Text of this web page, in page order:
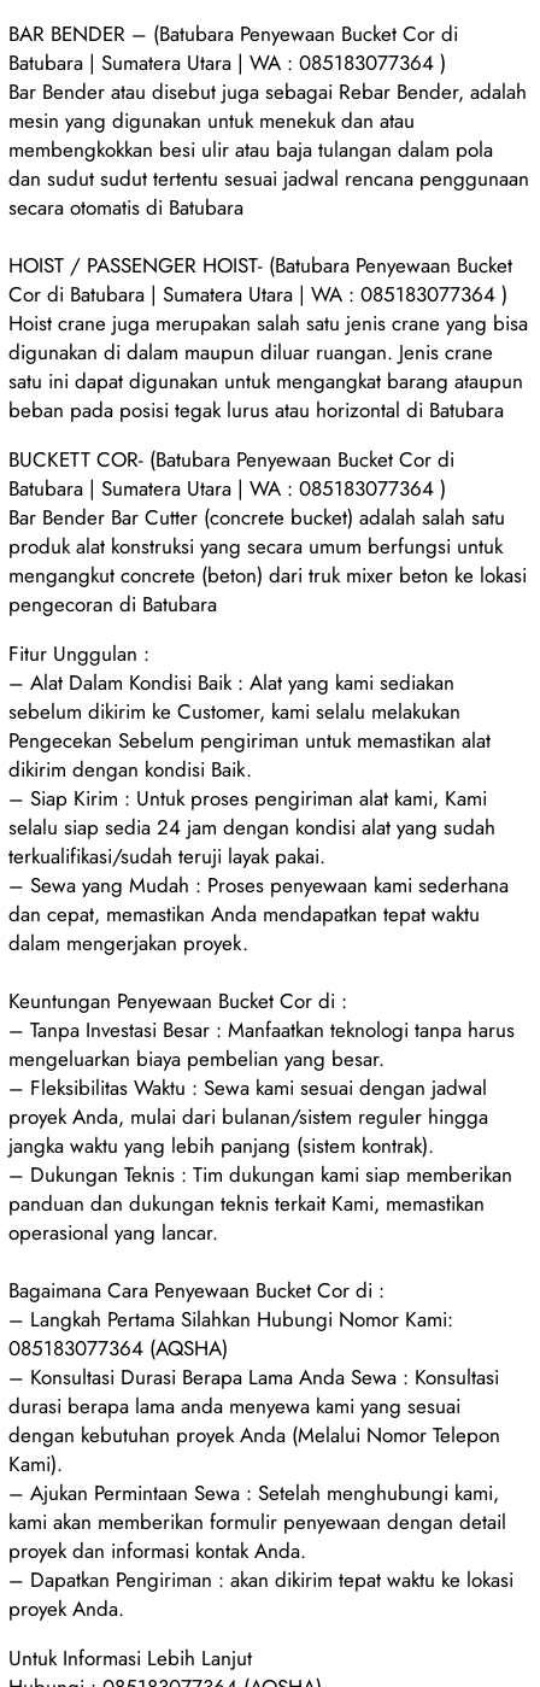
BAR BENDER – (Batubara Penyewaan Bucket Cor di
Batubara | Sumatera Utara | WA : 085183077364 )
Bar Bender atau disebut juga sebagai Rebar Bender, adalah
mesin yang digunakan untuk menekuk dan atau
membengkokkan besi ulir atau baja tulangan dalam pola
dan sudut sudut tertentu sesuai jadwal rencana penggunaan
secara otomatis di Batubara
HOIST / PASSENGER HOIST- (Batubara Penyewaan Bucket
Cor di Batubara | Sumatera Utara | WA : 085183077364 )
Hoist crane juga merupakan salah satu jenis crane yang bisa
digunakan di dalam maupun diluar ruangan. Jenis crane
satu ini dapat digunakan untuk mengangkat barang ataupun
beban pada posisi tegak lurus atau horizontal di Batubara
BUCKETT COR- (Batubara Penyewaan Bucket Cor di
Batubara | Sumatera Utara | WA : 085183077364 )
Bar Bender Bar Cutter (concrete bucket) adalah salah satu
produk alat konstruksi yang secara umum berfungsi untuk
mengangkut concrete (beton) dari truk mixer beton ke lokasi
pengecoran di Batubara
Fitur Unggulan :
– Alat Dalam Kondisi Baik : Alat yang kami sediakan
sebelum dikirim ke Customer, kami selalu melakukan
Pengecekan Sebelum pengiriman untuk memastikan alat
dikirim dengan kondisi Baik.
– Siap Kirim : Untuk proses pengiriman alat kami, Kami
selalu siap sedia 24 jam dengan kondisi alat yang sudah
terkualifikasi/sudah teruji layak pakai.
– Sewa yang Mudah : Proses penyewaan kami sederhana
dan cepat, memastikan Anda mendapatkan tepat waktu
dalam mengerjakan proyek.
Keuntungan Penyewaan Bucket Cor di :
– Tanpa Investasi Besar : Manfaatkan teknologi tanpa harus
mengeluarkan biaya pembelian yang besar.
– Fleksibilitas Waktu : Sewa kami sesuai dengan jadwal
proyek Anda, mulai dari bulanan/sistem reguler hingga
jangka waktu yang lebih panjang (sistem kontrak).
– Dukungan Teknis : Tim dukungan kami siap memberikan
panduan dan dukungan teknis terkait Kami, memastikan
operasional yang lancar.
Bagaimana Cara Penyewaan Bucket Cor di :
– Langkah Pertama Silahkan Hubungi Nomor Kami:
085183077364 (AQSHA)
– Konsultasi Durasi Berapa Lama Anda Sewa : Konsultasi
durasi berapa lama anda menyewa kami yang sesuai
dengan kebutuhan proyek Anda (Melalui Nomor Telepon
Kami).
– Ajukan Permintaan Sewa : Setelah menghubungi kami,
kami akan memberikan formulir penyewaan dengan detail
proyek dan informasi kontak Anda.
– Dapatkan Pengiriman : akan dikirim tepat waktu ke lokasi
proyek Anda.
Untuk Informasi Lebih Lanjut